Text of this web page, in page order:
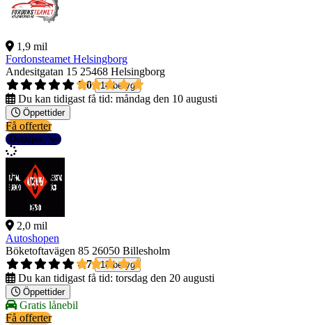
1,9 mil
Fordonsteamet Helsingborg
Andesitgatan 15 25468 Helsingborg
5,0
14 betyg
Du kan tidigast få tid: måndag den 10 augusti
Öppettider
Få offerter
Detaljer
2,0 mil
Autoshopen
Böketoftavägen 85 26050 Billesholm
4,7
18 betyg
Du kan tidigast få tid: torsdag den 20 augusti
Öppettider
Gratis lånebil
Få offerter